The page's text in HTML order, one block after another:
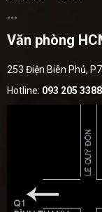
---
Văn phòng
253 Điện Biên Phủ,
Hotline: 093 205 3388